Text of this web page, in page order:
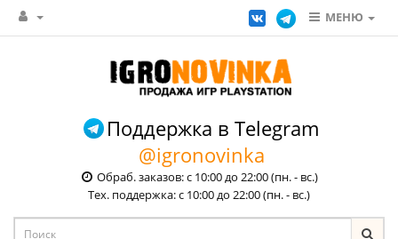
МЕНЮ
Поддержка в Telegram
@igronovinka
Обраб. заказов: с 10:00 до 22:00 (пн. - вс.)
Тех. поддержка: с 10:00 до 22:00 (пн. - вс.)